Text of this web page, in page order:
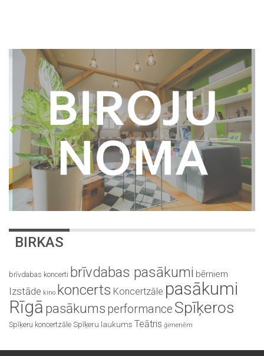
BIRKAS
brīvdabas koncerti brīvdabas pasākumi bērniem
Izstāde kino koncerts Koncertzāle pasākumi
Rīgā pasākums performance Spīķeros
Spīķeru koncertzāle Spīķeru laukums Teātris ģimenēm